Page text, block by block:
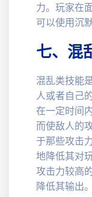
力。玩家在
可以使用沉
七、混
混乱类技能
人或者自己
在一定时间
而使敌人的
于那些攻击
地降低其对
攻击力较高
降低其输出。